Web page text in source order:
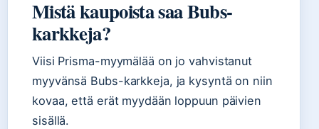
Mistä kaupoista saa Bubs-
karkkeja?
Viisi Prisma-myymälää on jo vahvistanut
myyvänsä Bubs-karkkeja, ja kysyntä on niin
kovaa, että erät myydään loppuun päivien
sisällä.